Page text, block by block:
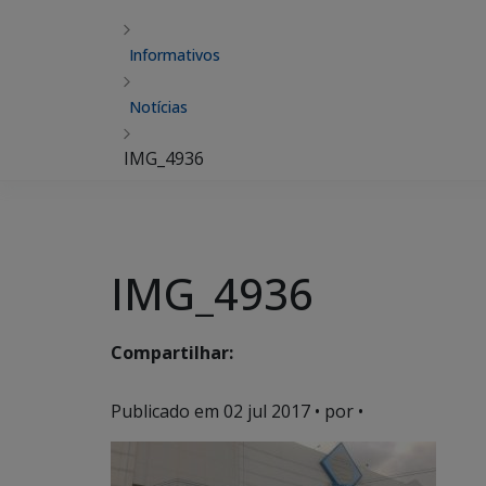
Informativos
Notícias
IMG_4936
IMG_4936
Compartilhar:
Publicado em 02 jul 2017 • por •